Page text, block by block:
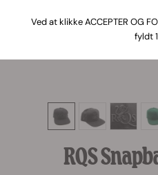
RQS
Ved at klikke ACCEPTER OG
fyldt